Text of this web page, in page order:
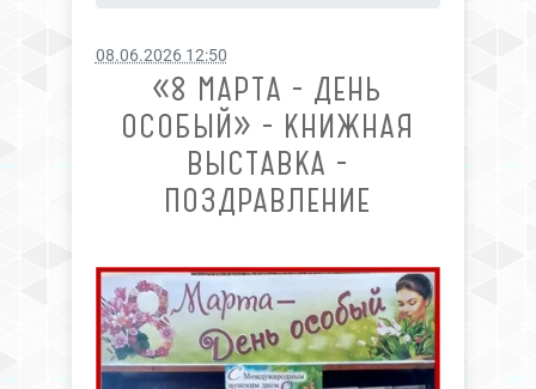
08.06.2026 12:50
«8 МАРТА - ДЕНЬ
ОСОБЫЙ» - КНИЖНАЯ
ВЫСТАВКА -
ПОЗДРАВЛЕНИЕ